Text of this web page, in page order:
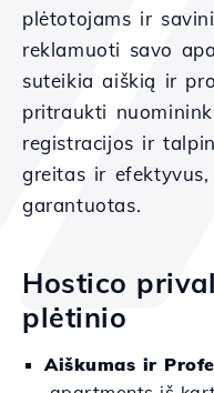
plėtotojams ir
reklamuoti savo
suteikia aiškią ir
pritraukti
registracijos ir
greitas ir
garantuotas.
Hostico
plėtinio
Aiškumas ir